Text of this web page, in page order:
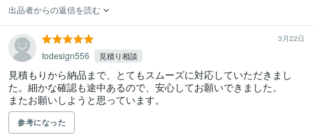
出品者からの返信を読む
3月22日
todesign556 見積り相談
見積もりから納品まで、とてもスムーズに対応していただきまし
た。細かな確認も途中あるので、安心してお願いできました。
またお願いしようと思っています。
参考になった